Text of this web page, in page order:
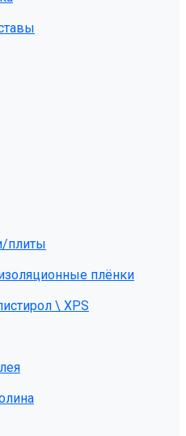
плиты
плёнки
\ XPS